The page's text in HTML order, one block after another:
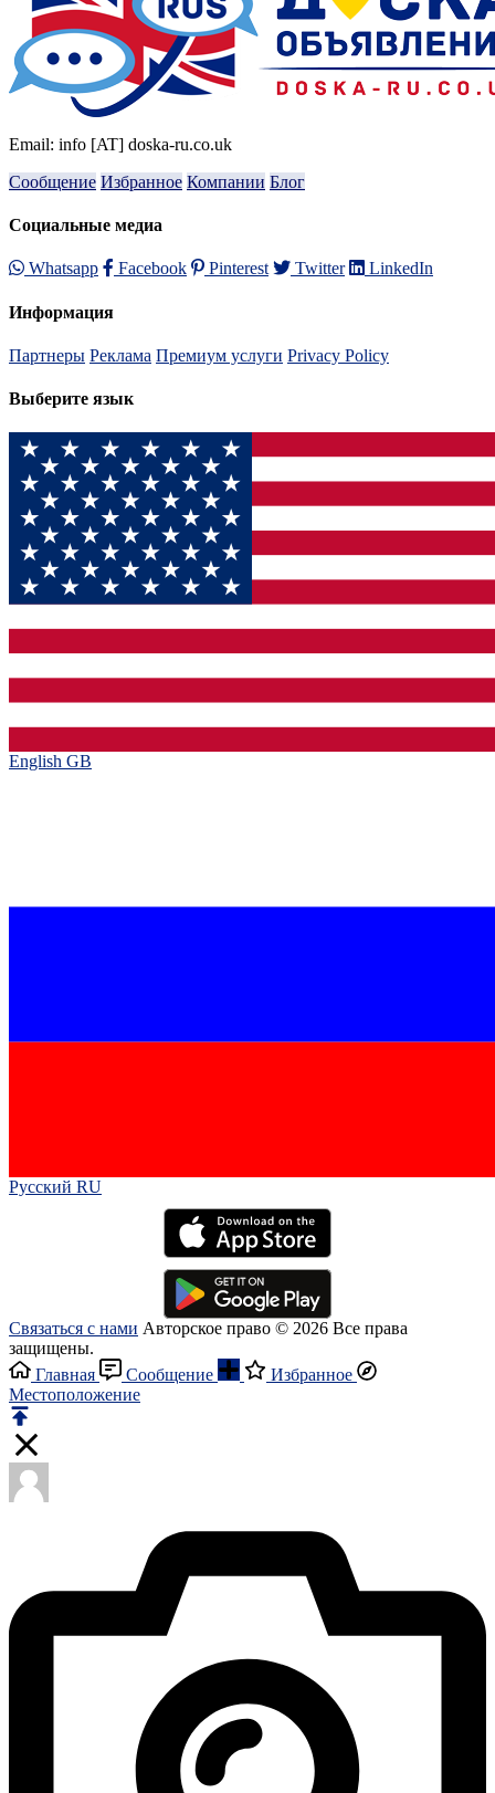
Email: info [AT] doska-ru.co.uk
Сообщение Избранное Компании Блог
Социальные медиа
Whatsapp Facebook Pinterest Twitter LinkedIn
Информация
Партнеры Реклама Премиум услуги Privacy Policy
Выберите язык
English GB‎
Русский RU‎
Связаться с нами Авторское право © 2026 Все права
защищены.
Главная
Сообщение
Избранное
Местоположение